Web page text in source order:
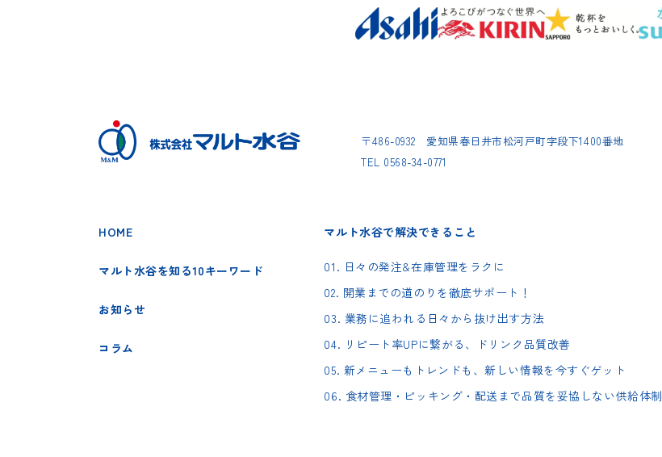
〒486-0932 愛知県春日井市松河戸町字段下1400番地
TEL 0568-34-0771
HOME
マルト水谷を知る10キーワード
お知らせ
コラム
マルト水谷で解決できること
01. 日々の発注&在庫管理をラクに
02. 開業までの道のりを徹底サポート！
03. 業務に追われる日々から抜け出す方法
04. リピート率UPに繋がる、ドリンク品質改善
05. 新メニューもトレンドも、新しい情報を今すぐゲット
06. 食材管理・ピッキング・配送まで品質を妥協しない供給体制